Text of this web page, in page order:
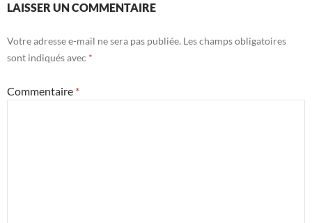
LAISSER UN COMMENTAIRE
Votre adresse e-mail ne sera pas publiée. Les champs obligatoires
sont indiqués avec *
Commentaire *